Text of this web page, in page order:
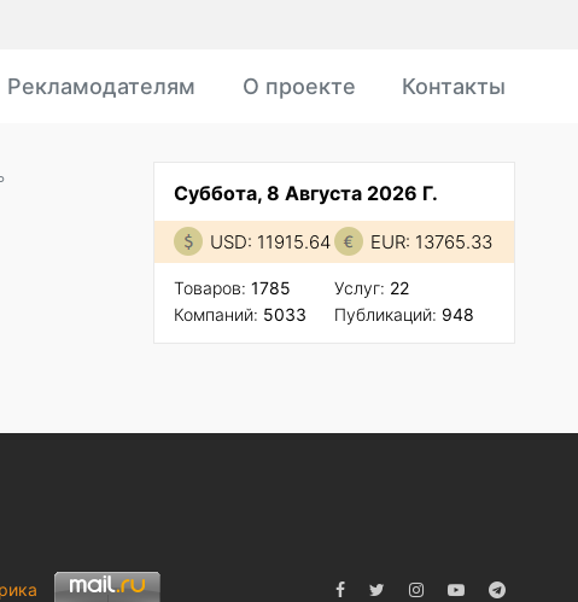
Рекламодателям О проекте Контакты
Суббота, 8 Августа 2026 Г.
USD: 11915.64 EUR: 13765.33
Товаров: 1785
Компаний: 5033
Услуг: 22
Публикаций: 948